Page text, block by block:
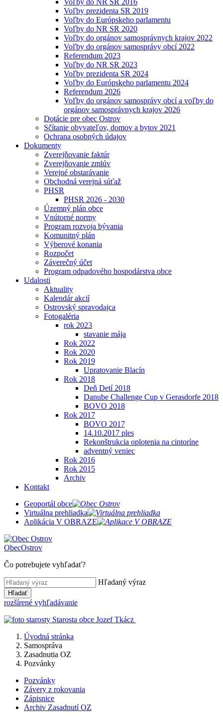
Voľby do NR SR 2016
Voľby prezidenta SR 2019
Voľby do Európskeho parlamentu
Voľby do NR SR 2020
Voľby do orgánov samosprávnych krajov 2022
Voľby do orgánov samosprávy obcí 2022
Referendum 2023
Voľby do NR SR 2023
Voľby prezidenta SR 2024
Voľby do Európskeho parlamentu 2024
Referendum 2026
Voľby do orgánov samosprávy obcí a voľby do
orgánov samosprávnych krajov 2026
Dotácie pre obec Ostrov
Sčítanie obyvateľov, domov a bytov 2021
Ochrana osobných údajov
Dokumenty
Zverejňovanie faktúr
Zverejňovanie zmlúv
Verejné obstarávanie
Obchodná verejná súťaž
PHSR
PHSR 2026 - 2030
Územný plán obce
Vnútorné normy
Program rozvoja bývania
Komunitný plán
Výberové konania
Rozpočet
Záverečný účet
Program odpadového hospodárstva obce
Udalosti
Aktuality
Kalendár akcií
Ostrovský spravodajca
Fotogaléria
rok 2023
stavanie mája
Rok 2022
Rok 2020
Rok 2019
Upratovanie Blacín
Rok 2018
Deň Detí 2018
Danube Challenge Cup v Gerasdorfe 2018
BOVO 2018
Rok 2017
BOVO 2017
14.10.2017 ples
Rekonštrukcia oplotenia na cintoríne
adventný veniec
Rok 2016
Rok 2015
Archiv
Kontakt
Geoportál obce
Virtuálna prehliadka
Aplikácia V OBRAZE
ObecOstrov
Čo potrebujete vyhľadať?
Hľadaný výraz
Hľadať
rozšírené vyhľadávanie
Starosta obce Jozef Tkácz
Úvodná stránka
Samospráva
Zasadnutia OZ
Pozvánky
Pozvánky
Závery z rokovania
Zápisnice
Archiv Zasadnutí OZ